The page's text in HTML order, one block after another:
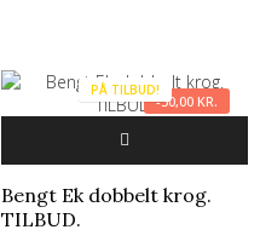
PÅ TILBUD!
-50,00 KR.
Bengt Ek dobbelt krog.
TILBUD.